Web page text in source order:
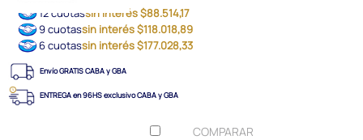
12 cuotassin interés $88.514,17
9 cuotassin interés $118.018,89
6 cuotassin interés $177.028,33
Envío GRATIS CABA y GBA
ENTREGA en 96HS exclusivo CABA y GBA
COMPARAR